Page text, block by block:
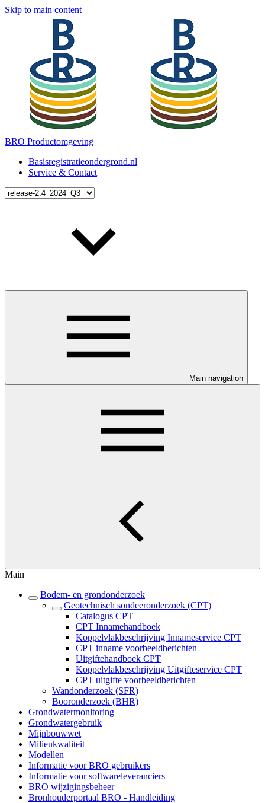
Skip to main content
BRO Productomgeving
Basisregistratieondergrond.nl
Service & Contact
Main navigation
Main
Bodem- en grondonderzoek
Geotechnisch sondeeronderzoek (CPT)
Catalogus CPT
CPT Innamehandboek
Koppelvlakbeschrijving Innameservice CPT
CPT inname voorbeeldberichten
Uitgiftehandboek CPT
Koppelvlakbeschrijving Uitgifteservice CPT
CPT uitgifte voorbeeldberichten
Wandonderzoek (SFR)
Booronderzoek (BHR)
Grondwatermonitoring
Grondwatergebruik
Mijnbouwwet
Milieukwaliteit
Modellen
Informatie voor BRO gebruikers
Informatie voor softwareleveranciers
BRO wijzigingsbeheer
Bronhouderportaal BRO - Handleiding